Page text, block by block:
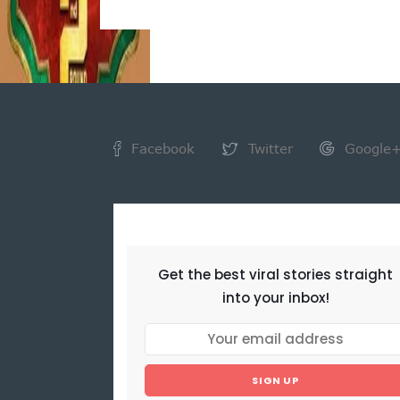
Facebook Twitter Google+
Get the best viral stories straight
into your inbox!
SIGN UP